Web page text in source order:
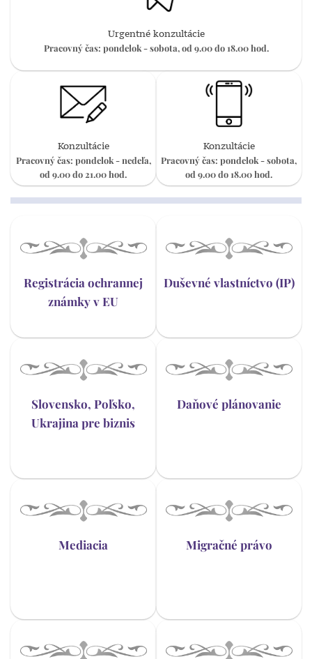
Urgentné konzultácie
Pracovný čas: pondelok - sobota, od 9.00 do 18.00 hod.
Konzultácie
Pracovný čas: pondelok - nedeľa,
od 9.00 do 21.00 hod.
Konzultácie
Pracovný čas: pondelok - sobota,
od 9.00 do 18.00 hod.
Registrácia ochrannej
známky v EU
Duševné vlastníctvo (IP)
Slovensko, Poľsko,
Ukrajina pre biznis
Daňové plánovanie
Mediacia Migračné právo